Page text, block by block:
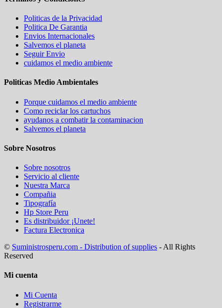
Politicas de la Privacidad
Politica De Garantia
Envios Internacionales
Salvemos el planeta
Seguir Envio
cuidamos el medio ambiente
Politicas Medio Ambientales
Porque cuidamos el medio ambiente
Como reciclar los cartuchos
ayudanos a combatir la contaminacion
Salvemos el planeta
Sobre Nosotros
Sobre nosotros
Servicio al cliente
Nuestra Marca
Compañia
Tipografía
Hp Store Peru
Es distribuidor ¡Unete!
Factura Electronica
© Suministrosperu.com - Distribution of supplies - All Rights
Reserved
Mi cuenta
Mi Cuenta
Registrarme